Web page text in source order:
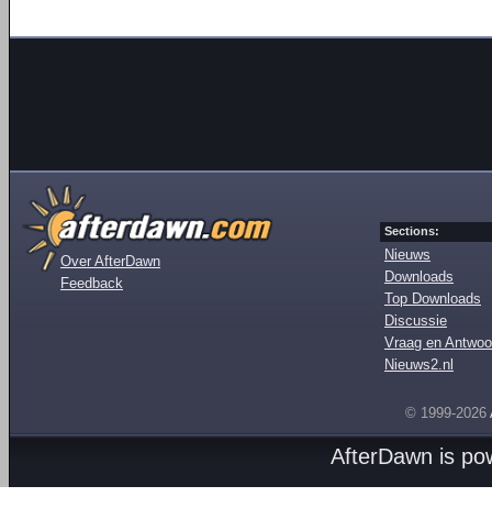
Over AfterDawn
Feedback
Sections:
Nieuws
Downloads
Top Downloads
Discussie
Vraag en
Nieuws2.nl
© 1999-2026
AfterDawn is